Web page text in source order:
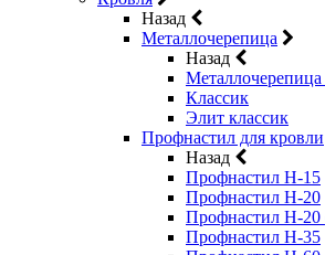
Назад
Металлочерепица
Назад
Классик
Элит классик
Профнастил для кровли
Назад
Профнастил Н-15
Профнастил Н-20
Профнастил Н-20
Профнастил Н-35